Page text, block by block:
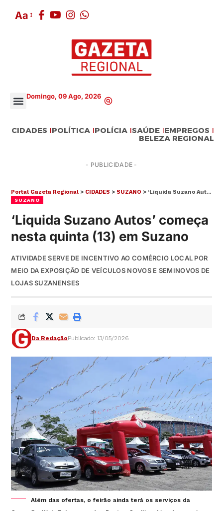
Aa
Domingo, 09 Ago, 2026
CIDADES POLÍTICA POLÍCIA SAÚDE EMPREGOS
BELEZA REGIONAL
- PUBLICIDADE -
Portal Gazeta Regional > CIDADES >SUZANO > ‘Liquida Suzano Autos’ começa nesta quinta (13) em Suzano
SUZANO
‘Liquida Suzano Autos’ começa
nesta quinta (13) em Suzano
ATIVIDADE SERVE DE INCENTIVO AO COMÉRCIO LOCAL POR
MEIO DA EXPOSIÇÃO DE VEÍCULOS NOVOS E SEMINOVOS DE
LOJAS SUZANENSES
Da RedaçãoPublicado: 13/05/2026
Além das ofertas, o feirão ainda terá os serviços da